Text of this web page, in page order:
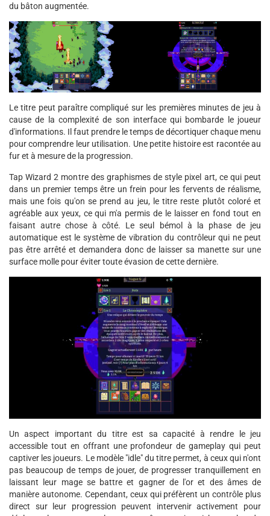
du bâton augmentée.
Le titre peut paraître compliqué sur les premières minutes de jeu à
cause de la complexité de son interface qui bombarde le joueur
d'informations. Il faut prendre le temps de décortiquer chaque menu
pour comprendre leur utilisation. Une petite histoire est racontée au
fur et à mesure de la progression.
Tap Wizard 2 montre des graphismes de style pixel art, ce qui peut
dans un premier temps être un frein pour les fervents de réalisme,
mais une fois qu'on se prend au jeu, le titre reste plutôt coloré et
agréable aux yeux, ce qui m'a permis de le laisser en fond tout en
faisant autre chose à côté. Le seul bémol à la phase de jeu
automatique est le système de vibration du contrôleur qui ne peut
pas être arrêté et demandera donc de laisser sa manette sur une
surface molle pour éviter toute évasion de cette dernière.
Un aspect important du titre est sa capacité à rendre le jeu
accessible tout en offrant une profondeur de gameplay qui peut
captiver les joueurs. Le modèle "idle" du titre permet, à ceux qui n'ont
pas beaucoup de temps de jouer, de progresser tranquillement en
laissant leur mage se battre et gagner de l'or et des âmes de
manière autonome. Cependant, ceux qui préfèrent un contrôle plus
direct sur leur progression peuvent intervenir activement pour